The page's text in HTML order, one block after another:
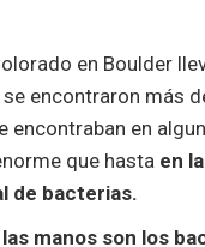
en Boulder
encontraron más
encontraban en
que hasta en
de bacterias.
manos son los